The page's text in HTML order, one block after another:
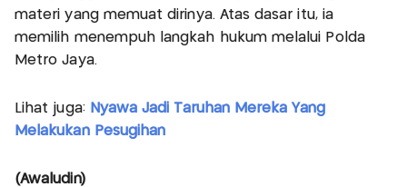
materi yang memuat dirinya. Atas dasar itu, ia
memilih menempuh langkah hukum melalui Polda
Metro Jaya.
Lihat juga: Nyawa Jadi Taruhan Mereka Yang
Melakukan Pesugihan
(Awaludin)